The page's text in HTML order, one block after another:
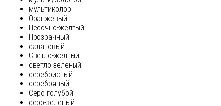
мультиколор
Оранжевый
Песочно-желтый
Прозрачный
салатовый
Светло-желтый
светло-зеленый
серебристый
серебряный
Серо-голубой
серо-зеленый